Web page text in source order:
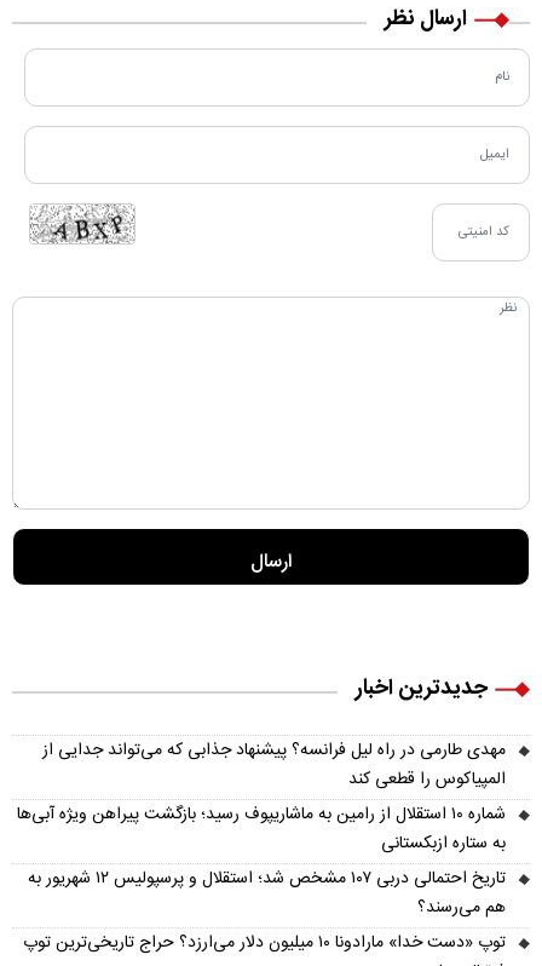
ارسال نظر
جدیدترین اخبار
مهدی طارمی در راه لیل فرانسه؟ پیشنهاد جذابی که می‌تواند جدایی از
المپیاکوس را قطعی کند
شماره ۱۰ استقلال از رامین به ماشاریپوف رسید؛ بازگشت پیراهن ویژه آبی‌ها
به ستاره ازبکستانی
تاریخ احتمالی دربی ۱۰۷ مشخص شد؛ استقلال و پرسپولیس ۱۲ شهریور به
هم می‌رسند؟
توپ «دست خدا» مارادونا ۱۰ میلیون دلار می‌ارزد؟ حراج تاریخی‌ترین توپ